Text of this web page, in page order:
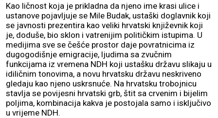
Kao ličnost koja je prikladna da njeno ime krasi ulice i
ustanove pojavljuje se Mile Budak, ustaški doglavnik koji
se javnosti prezentira kao veliki hrvatski književnik koji
je, doduše, bio sklon i vatrenijim političkim istupima. U
medijima sve se češće prostor daje povratnicima iz
dugogodišnje emigracije, ljudima sa zvučnim
funkcijama iz vremena NDH koji ustašku državu slikaju u
idiličnim tonovima, a novu hrvatsku državu neskriveno
gledaju kao njeno uskrsnuće. Na hrvatsku trobojnicu
stavlja se povijesni hrvatski grb, štit sa crvenim i bijelim
poljima, kombinacija kakva je postojala samo i isključivo
u vrijeme NDH.